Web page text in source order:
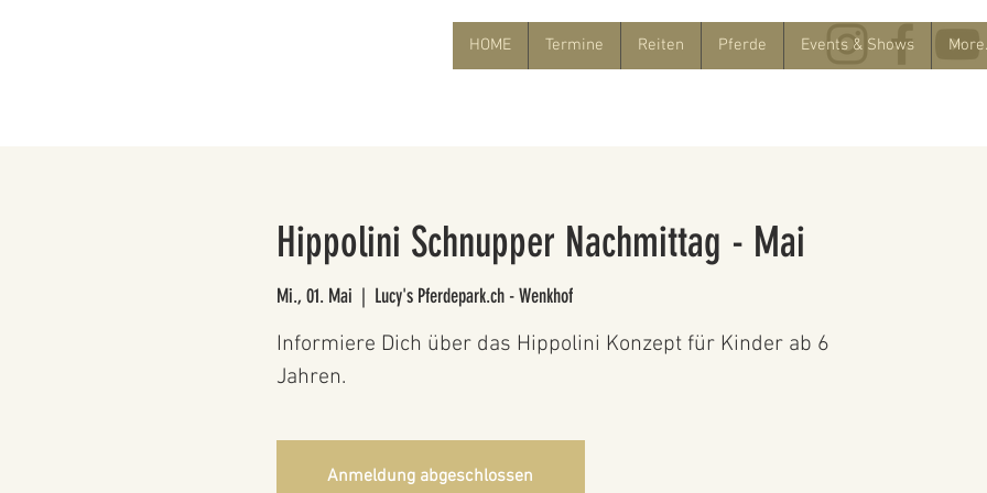
HOME Termine Reiten Pferde Events & Shows
Hippolini Schnupper Nachmittag - Mai
Mi., 01. Mai
  |
Lucy's Pferdepark.ch - Wenkhof
Informiere Dich über das Hippolini Konzept für Kinder ab 6
Jahren.
Anmeldung abgeschlossen